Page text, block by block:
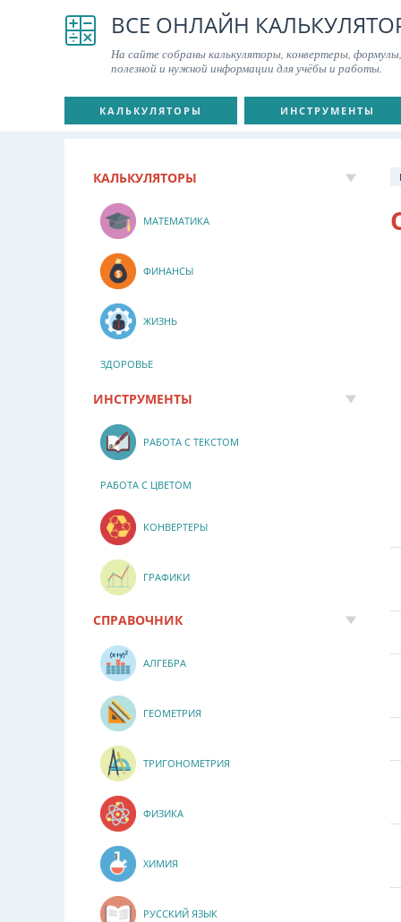
ВСЕ ОНЛАЙН
На сайте собраны калькуляторы, конвертеры,
полезной и нужной информации для учёбы и работы.
КАЛЬКУЛЯТОРЫ ИНСТРУМЕНТЫ
КАЛЬКУЛЯТОРЫ
МАТЕМАТИКА
ФИНАНСЫ
ЖИЗНЬ
ЗДОРОВЬЕ
ИНСТРУМЕНТЫ
РАБОТА С ТЕКСТОМ
РАБОТА С ЦВЕТОМ
КОНВЕРТЕРЫ
ГРАФИКИ
СПРАВОЧНИК
АЛГЕБРА
ГЕОМЕТРИЯ
ТРИГОНОМЕТРИЯ
ФИЗИКА
ХИМИЯ
РУССКИЙ ЯЗЫК